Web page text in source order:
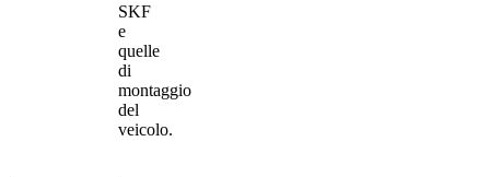
SKF
e
quelle
di
montaggio
del
veicolo.